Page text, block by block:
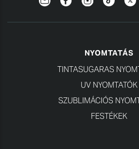
NYOMTATÁS
TINTASUGARAS
UV NYOMTATÓK
SZUBLIMÁCIÓS
FESTÉKEK